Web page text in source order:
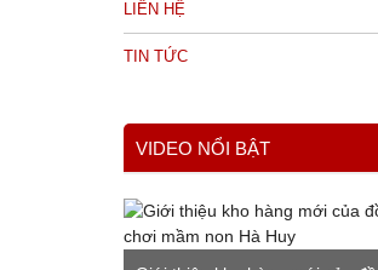
LIÊN HỆ
TIN TỨC
VIDEO NỔI BẬT